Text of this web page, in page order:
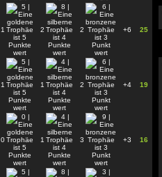
1 2 2 +6 25
1 1 2 +4 19
0 1 3 +3 16